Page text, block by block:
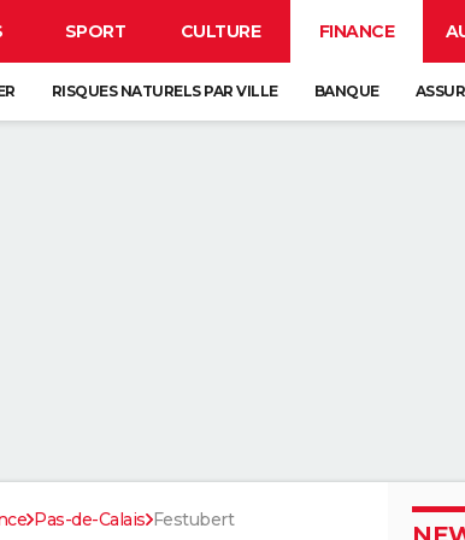
SPORT CULTURE FINANCE
RISQUES NATURELS PAR VILLE BANQUE
Pas-de-Calais Festubert